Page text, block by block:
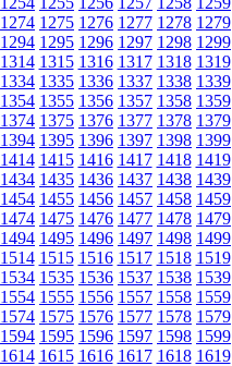
1274 1275 1276 1277 1278 1279
1294 1295 1296 1297 1298 1299
1314 1315 1316 1317 1318 1319
1334 1335 1336 1337 1338 1339
1354 1355 1356 1357 1358 1359
1374 1375 1376 1377 1378 1379
1394 1395 1396 1397 1398 1399
1414 1415 1416 1417 1418 1419
1434 1435 1436 1437 1438 1439
1454 1455 1456 1457 1458 1459
1474 1475 1476 1477 1478 1479
1494 1495 1496 1497 1498 1499
1514 1515 1516 1517 1518 1519
1534 1535 1536 1537 1538 1539
1554 1555 1556 1557 1558 1559
1574 1575 1576 1577 1578 1579
1594 1595 1596 1597 1598 1599
1614 1615 1616 1617 1618 1619